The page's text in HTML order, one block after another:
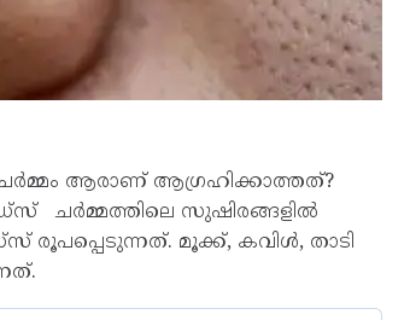
ആരാണ് ആഗ്രഹിക്കാത്തത്?
ചര്‍മ്മത്തിലെ സുഷിരങ്ങളില്‍
മൂക്ക്, കവിൾ, താടി